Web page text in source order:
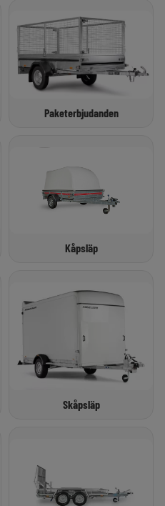
Paketerbjudanden
Kåpsläp
Skåpsläp